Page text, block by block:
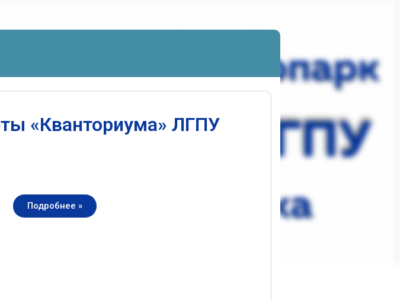
«Кванториума» ЛГПУ
Подробнее »